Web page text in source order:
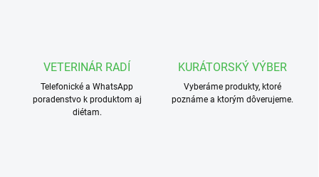
VETERINÁR RADÍ
Telefonické a WhatsApp
poradenstvo k produktom aj
diétam.
KURÁTORSKÝ VÝBER
Vyberáme produkty, ktoré
poznáme a ktorým dôverujeme.